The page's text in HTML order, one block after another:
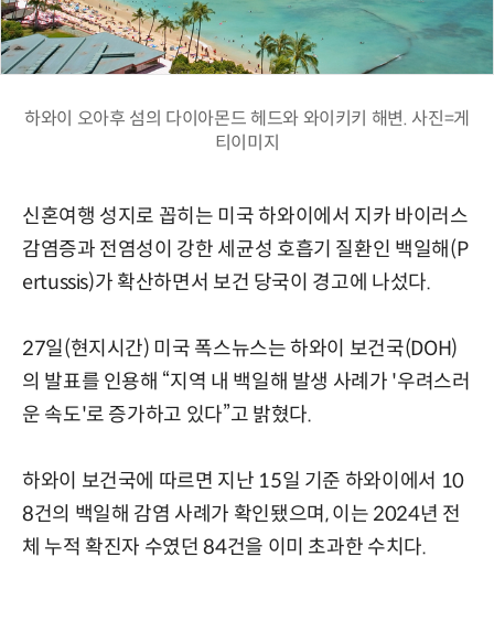
하와이 오아후 섬의 다이아몬드 헤드와 와이키키 해변. 사진=게
티이미지
신혼여행 성지로 꼽히는 미국 하와이에서 지카 바이러스
감염증과 전염성이 강한 세균성 호흡기 질환인 백일해(P
ertussis)가 확산하면서 보건 당국이 경고에 나섰다.
27일(현지시간) 미국 폭스뉴스는 하와이 보건국(DOH)
의 발표를 인용해 “지역 내 백일해 발생 사례가 '우려스러
운 속도'로 증가하고 있다”고 밝혔다.
하와이 보건국에 따르면 지난 15일 기준 하와이에서 10
8건의 백일해 감염 사례가 확인됐으며, 이는 2024년 전
체 누적 확진자 수였던 84건을 이미 초과한 수치다.